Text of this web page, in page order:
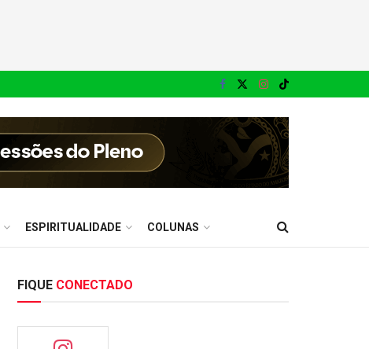
ESPIRITUALIDADE COLUNAS
FIQUE CONECTADO